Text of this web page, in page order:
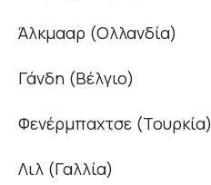
Άλκμααρ (Ολλανδία)
Γάνδη (Βέλγιο)
Φενέρμπαχτσε (Τουρκία)
Λιλ (Γαλλία)